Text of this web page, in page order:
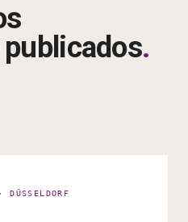
.
DÜSSELDORF